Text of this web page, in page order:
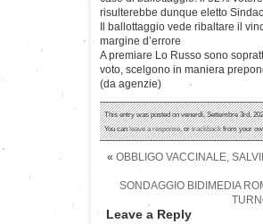
risulterebbe dunque eletto
Il ballottaggio vede ribaltare il
margine d’errore
A premiare Lo Russo sono
voto, scelgono in maniera
(da agenzie)
This entry was posted on venerdì, Settembre 3rd,
You canleave a response, ortrackbackfrom your
« OBBLIGO VACCINALE,
SONDAGGIO BIDIMEDIA
Leave a Reply